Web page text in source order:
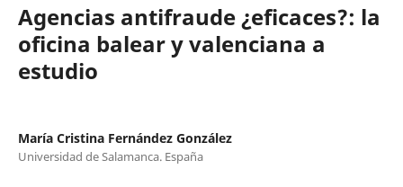
Agencias antifraude ¿eficaces?: la
oficina balear y valenciana a
estudio
María Cristina Fernández González
Universidad de Salamanca. España